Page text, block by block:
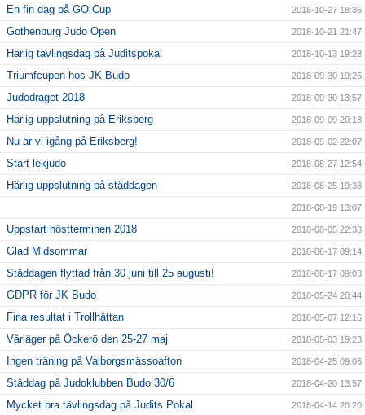
En fin dag på GO Cup 2018-10-27 18:36
Gothenburg Judo Open 2018-10-21 21:47
Härlig tävlingsdag på Juditspokal 2018-10-13 19:28
Triumfcupen hos JK Budo 2018-09-30 19:26
Judodraget 2018 2018-09-30 13:57
Härlig uppslutning på Eriksberg 2018-09-09 20:18
Nu är vi igång på Eriksberg! 2018-09-02 22:07
Start lekjudo 2018-08-27 12:54
Härlig uppslutning på städdagen 2018-08-25 19:38
2018-08-19 13:07
Uppstart höstterminen 2018 2018-08-05 22:38
Glad Midsommar 2018-06-17 09:14
Städdagen flyttad från 30 juni till 25 augusti! 2018-06-17 09:03
GDPR för JK Budo 2018-05-24 20:44
Fina resultat i Trollhättan 2018-05-07 12:16
Vårläger på Öckerö den 25-27 maj 2018-05-03 19:23
Ingen träning på Valborgsmässoafton 2018-04-25 09:06
Städdag på Judoklubben Budo 30/6 2018-04-20 13:57
Mycket bra tävlingsdag på Judits Pokal 2018-04-14 20:20